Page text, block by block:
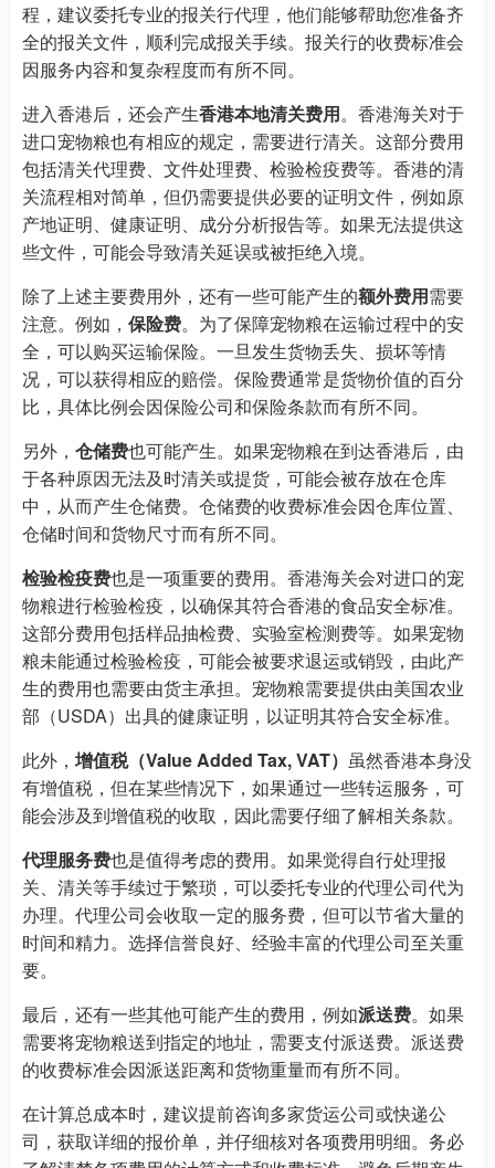
程，建议委托专业的报关行代理，他们能够帮助您准备齐
全的报关文件，顺利完成报关手续。报关行的收费标准会
因服务内容和复杂程度而有所不同。
进入香港后，还会产生香港本地清关费用。香港海关对于
进口宠物粮也有相应的规定，需要进行清关。这部分费用
包括清关代理费、文件处理费、检验检疫费等。香港的清
关流程相对简单，但仍需要提供必要的证明文件，例如原
产地证明、健康证明、成分分析报告等。如果无法提供这
些文件，可能会导致清关延误或被拒绝入境。
除了上述主要费用外，还有一些可能产生的额外费用需要
注意。例如， 保险费。为了保障宠物粮在运输过程中的安
全，可以购买运输保险。一旦发生货物丢失、损坏等情
况，可以获得相应的赔偿。保险费通常是货物价值的百分
比，具体比例会因保险公司和保险条款而有所不同。
另外， 仓储费也可能产生。如果宠物粮在到达香港后，由
于各种原因无法及时清关或提货，可能会被存放在仓库
中，从而产生仓储费。仓储费的收费标准会因仓库位置、
仓储时间和货物尺寸而有所不同。
检验检疫费也是一项重要的费用。香港海关会对进口的宠
物粮进行检验检疫，以确保其符合香港的食品安全标准。
这部分费用包括样品抽检费、实验室检测费等。如果宠物
粮未能通过检验检疫，可能会被要求退运或销毁，由此产
生的费用也需要由货主承担。宠物粮需要提供由美国农业
部（USDA）出具的健康证明，以证明其符合安全标准。
此外， 增值税（Value Added Tax, VAT） 虽然香港本身没
有增值税，但在某些情况下，如果通过一些转运服务，可
能会涉及到增值税的收取，因此需要仔细了解相关条款。
代理服务费也是值得考虑的费用。如果觉得自行处理报
关、清关等手续过于繁琐，可以委托专业的代理公司代为
办理。代理公司会收取一定的服务费，但可以节省大量的
时间和精力。选择信誉良好、经验丰富的代理公司至关重
要。
最后，还有一些其他可能产生的费用，例如派送费。如果
需要将宠物粮送到指定的地址，需要支付派送费。派送费
的收费标准会因派送距离和货物重量而有所不同。
在计算总成本时，建议提前咨询多家货运公司或快递公
司，获取详细的报价单，并仔细核对各项费用明细。务必